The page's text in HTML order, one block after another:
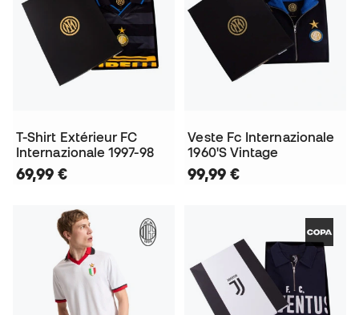
T-Shirt Extérieur FC
Internazionale 1997-98
69,99 €
Veste Fc Internazionale
1960'S Vintage
99,99 €